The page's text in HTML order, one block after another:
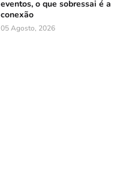
eventos, o que sobressai é a
conexão
05 Agosto, 2026